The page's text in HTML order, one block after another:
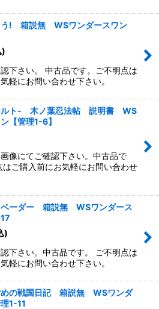
う! 箱説無 WSワンダースワン
)
下さい。 中古品です。ご不明点は
気軽にお問い合わせ下さい。
ルト- 木ノ葉忍法帖 説明書 WS
【管理1-6】
像にてご確認下さい。中古品で
はご購入前にお気軽にお問い合わせ
ベーダー 箱説無 WSワンダース
)
下さい。中古品です。 ご不明点は
軽にお問い合わせ下さい。
の戦国日記 箱説無 WSワンダ
1-11